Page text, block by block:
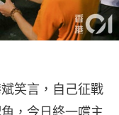
笑言，自己征戰